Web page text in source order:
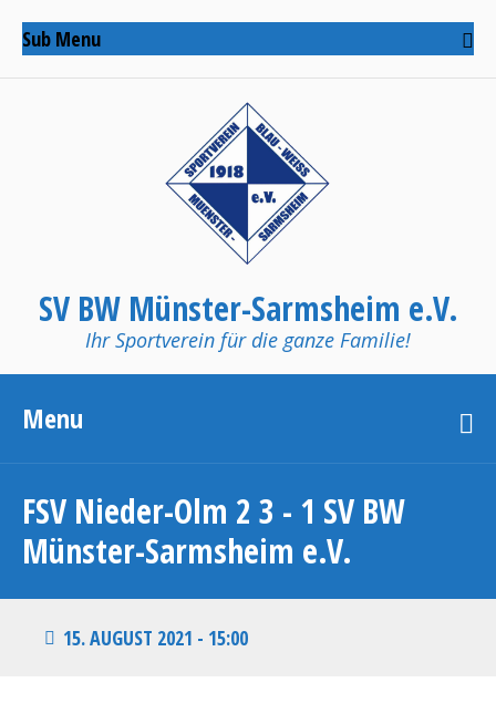
Sub Menu
SV BW Münster-Sarmsheim e.V.
Ihr Sportverein für die ganze Familie!
Menu
FSV Nieder-Olm 2 3 - 1 SV BW
Münster-Sarmsheim e.V.
15. AUGUST 2021 - 15:00